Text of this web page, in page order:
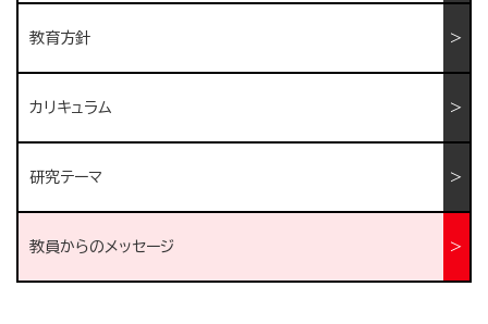
教育方針
カリキュラム
研究テーマ
教員からのメッセージ